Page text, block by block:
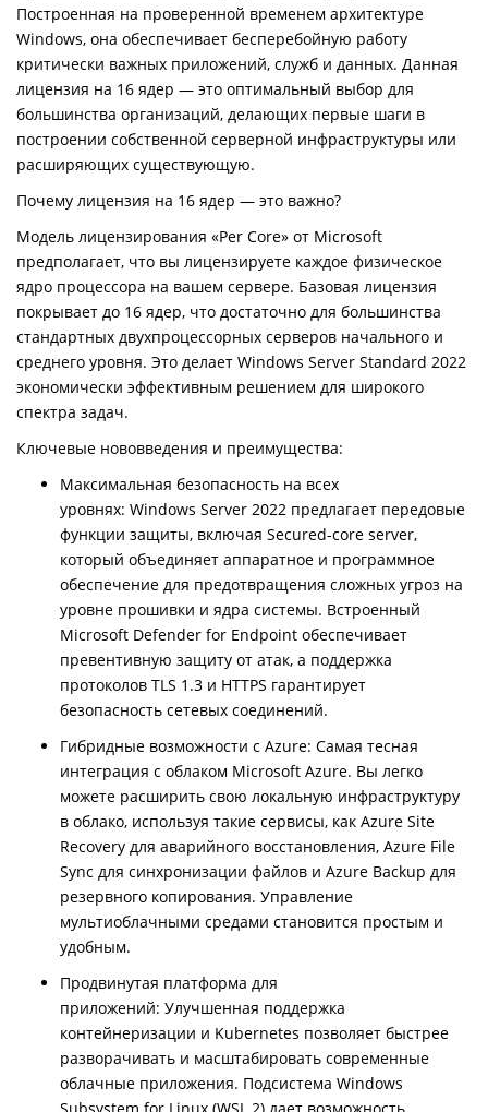
Построенная на проверенной временем архитектуре
Windows, она обеспечивает бесперебойную работу
критически важных приложений, служб и данных. Данная
лицензия на 16 ядер — это оптимальный выбор для
большинства организаций, делающих первые шаги в
построении собственной серверной инфраструктуры или
расширяющих существующую.
Почему лицензия на 16 ядер — это важно?
Модель лицензирования «Per Core» от Microsoft
предполагает, что вы лицензируете каждое физическое
ядро процессора на вашем сервере. Базовая лицензия
покрывает до 16 ядер, что достаточно для большинства
стандартных двухпроцессорных серверов начального и
среднего уровня. Это делает Windows Server Standard 2022
экономически эффективным решением для широкого
спектра задач.
Ключевые нововведения и преимущества:
Максимальная безопасность на всех
уровнях: Windows Server 2022 предлагает передовые
функции защиты, включая Secured-core server,
который объединяет аппаратное и программное
обеспечение для предотвращения сложных угроз на
уровне прошивки и ядра системы. Встроенный
Microsoft Defender for Endpoint обеспечивает
превентивную защиту от атак, а поддержка
протоколов TLS 1.3 и HTTPS гарантирует
безопасность сетевых соединений.
Гибридные возможности с Azure: Самая тесная
интеграция с облаком Microsoft Azure. Вы легко
можете расширить свою локальную инфраструктуру
в облако, используя такие сервисы, как Azure Site
Recovery для аварийного восстановления, Azure File
Sync для синхронизации файлов и Azure Backup для
резервного копирования. Управление
мультиоблачными средами становится простым и
удобным.
Продвинутая платформа для
приложений: Улучшенная поддержка
контейнеризации и Kubernetes позволяет быстрее
разворачивать и масштабировать современные
облачные приложения. Подсистема Windows